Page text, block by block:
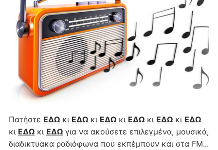
Πατήστε ΕΔΩκι ΕΔΩκι ΕΔΩκι ΕΔΩκι ΕΔΩκι ΕΔΩ
κι ΕΔΩκι ΕΔΩγια να ακούσετε επιλεγμένα, μουσικά,
διαδικτυακα ραδιόφωνα που εκπέμπουν και στα FM...